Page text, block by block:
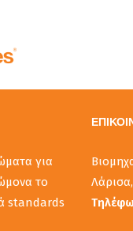
equity invested
για
το
standards